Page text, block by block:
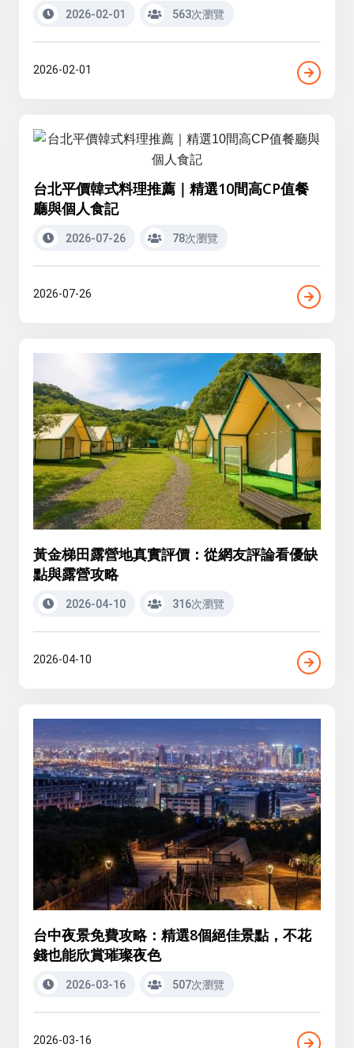
2026-02-01 563次瀏覽
2026-02-01
台北平價韓式料理推薦｜精選10間高CP值餐
廳與個人食記
2026-07-26 78次瀏覽
2026-07-26
黃金梯田露營地真實評價：從網友評論看優缺
點與露營攻略
2026-04-10 316次瀏覽
2026-04-10
台中夜景免費攻略：精選8個絕佳景點，不花
錢也能欣賞璀璨夜色
2026-03-16 507次瀏覽
2026-03-16